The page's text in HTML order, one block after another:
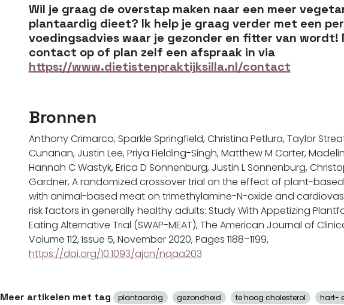
Wil je graag de overstap maken naar een meer
plantaardig dieet? Ik help je graag verder met een
voedingsadvies waar je gezonder en fitter van wordt!
contact op of plan zelf een afspraak in via
https://www.dietistenpraktijksilla.nl/contact
Bronnen
Anthony Crimarco, Sparkle Springfield, Christina Petlura, Taylor
Cunanan, Justin Lee, Priya Fielding-Singh, Matthew M Carter,
Hannah C Wastyk, Erica D Sonnenburg, Justin L Sonnenburg,
Gardner, A randomized crossover trial on the effect of plant-
with animal-based meat on trimethylamine-N-oxide and
risk factors in generally healthy adults: Study With Appetizing
Eating Alternative Trial (SWAP-MEAT), The American Journal of
Volume 112, Issue 5, November 2020, Pages 1188–1199,
https://doi.org/10.1093/ajcn/nqaa203
Meer artikelen met tag plantaardig gezondheid te hoog cholesterol
hart-